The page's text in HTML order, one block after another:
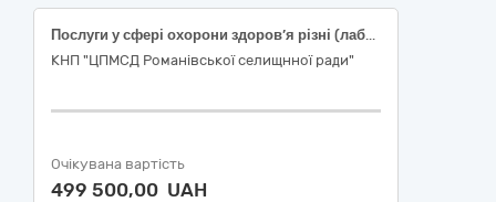
Послуги у сфері охорони здоров’я різні (лабораторні дослідження)
КНП "ЦПМСД Романівської селищнної ради"
Очікувана вартість
499 500,00 UAH